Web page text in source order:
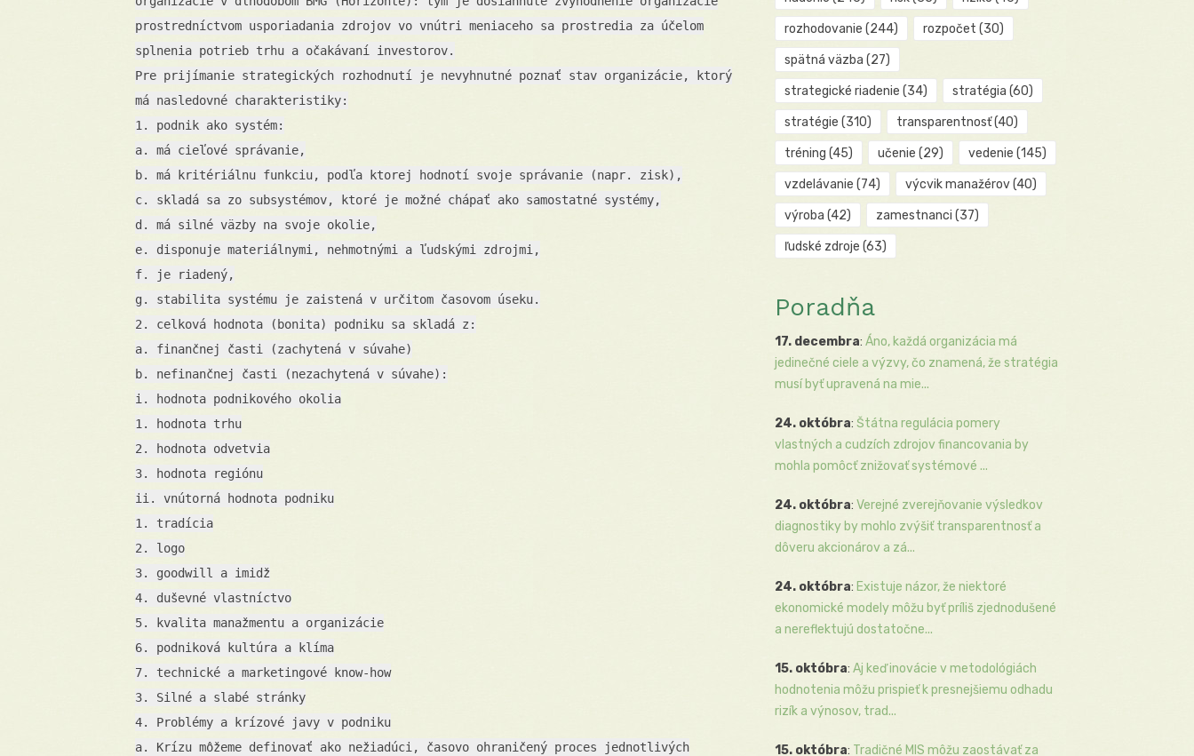
prostredníctvom usporiadania zdrojov vo vnútri meniaceho sa prostredia za účelom
splnenia potrieb trhu a očakávaní investorov.
Pre prijímanie strategických rozhodnutí je nevyhnutné poznať stav organizácie, ktorý
má nasledovné charakteristiky:
1. podnik ako systém:
a. má cieľové správanie,
b. má kritériálnu funkciu, podľa ktorej hodnotí svoje správanie (napr. zisk),
c. skladá sa zo subsystémov, ktoré je možné chápať ako samostatné systémy,
d. má silné väzby na svoje okolie,
e. disponuje materiálnymi, nehmotnými a ľudskými zdrojmi,
f. je riadený,
g. stabilita systému je zaistená v určitom časovom úseku.
2. celková hodnota (bonita) podniku sa skladá z:
a. finančnej časti (zachytená v súvahe)
b. nefinančnej časti (nezachytená v súvahe):
i. hodnota podnikového okolia
1. hodnota trhu
2. hodnota odvetvia
3. hodnota regiónu
ii. vnútorná hodnota podniku
1. tradícia
2. logo
3. goodwill a imidž
4. duševné vlastníctvo
5. kvalita manažmentu a organizácie
6. podniková kultúra a klíma
7. technické a marketingové know-how
3. Silné a slabé stránky
4. Problémy a krízové javy v podniku
a. Krízu môžeme definovať ako nežiadúci, časovo ohraničený proces jednotlivých
rozhodovanie (244) rozpočet (30)
spätná väzba (27)
strategické riadenie (34) stratégia (60)
stratégie (310) transparentnosť(40)
tréning (45) učenie (29) vedenie (145)
vzdelávanie (74) výcvik manažérov(40)
výroba (42) zamestnanci (37)
ľudské zdroje (63)
Poradňa
17. decembra: Áno, každá organizácia má
jedinečné ciele a výzvy, čo znamená, že stratégia
musí byť upravená na mie...
24. októbra: Štátna regulácia pomery
vlastných a cudzích zdrojov financovania by
mohla pomôcť znižovať systémové ...
24. októbra: Verejné zverejňovanie výsledkov
diagnostiky by mohlo zvýšiť transparentnosť a
dôveru akcionárov a zá...
24. októbra: Existuje názor, že niektoré
ekonomické modely môžu byť príliš zjednodušené
a nereflektujú dostatočne...
15. októbra: Aj keď inovácie v metodológiách
hodnotenia môžu prispieť k presnejšiemu odhadu
rizík a výnosov, trad...
15. októbra: Tradičné MIS môžu zaostávať za